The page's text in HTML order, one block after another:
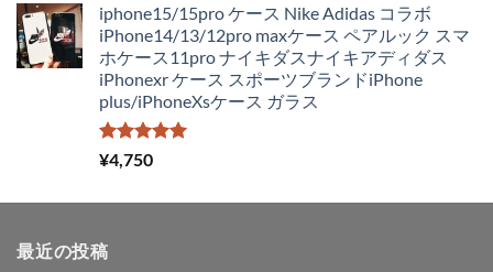
価
格
は
¥4,250
で
し
の
価
格
は
¥2,980
iphone15/15pro ケース Nike Adidas コラボ
iPhone14/13/12pro maxケース ペアルック スマ
ホケース11pro ナイキダスナイキアディダス
iPhonexr ケース スポーツブランドiPhone
plus/iPhoneXsケース ガラス
5段階中
5.00
¥4,750
最近の投稿